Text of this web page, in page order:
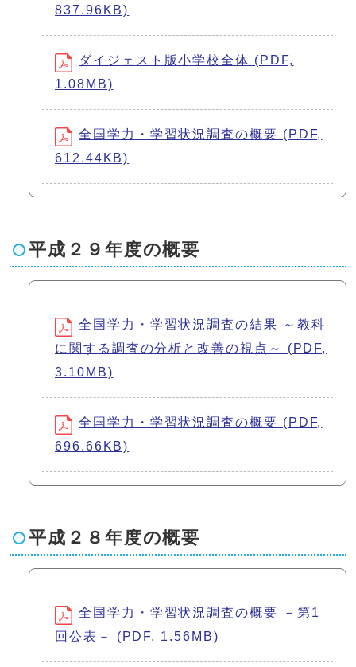
837.96KB)
ダイジェスト版小学校全体 (PDF,
1.08MB)
全国学力・学習状況調査の概要 (PDF,
612.44KB)
平成２９年度の概要
全国学力・学習状況調査の結果 ～教科
に関する調査の分析と改善の視点～ (PDF,
3.10MB)
全国学力・学習状況調査の概要 (PDF,
696.66KB)
平成２８年度の概要
全国学力・学習状況調査の概要 －第1
回公表－ (PDF, 1.56MB)